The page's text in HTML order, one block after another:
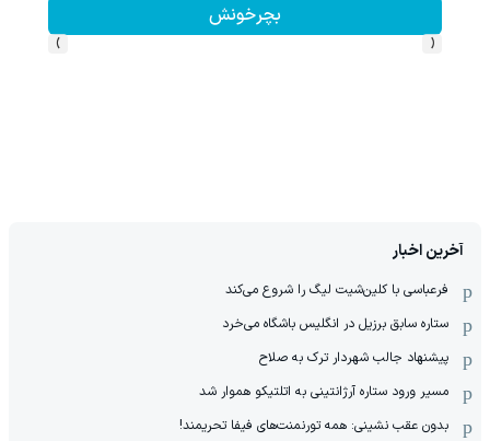
بچرخونش
‹
›
آخرین اخبار
فرعباسی با کلین‌شیت لیگ را شروع می‌کند
ستاره سابق برزیل در انگلیس باشگاه می‌خرد
پیشنهاد جالب شهردار ترک به صلاح
مسیر ورود ستاره آرژانتینی به اتلتیکو هموار شد
بدون عقب نشینی: همه تورنمنت‌های فیفا تحریمند!